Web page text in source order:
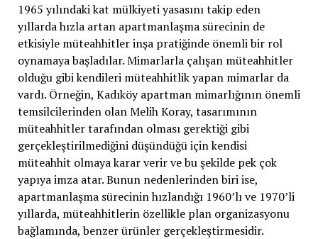
1965 yılındaki kat mülkiyeti yasasını takip eden
yıllarda hızla artan apartmanlaşma sürecinin de
etkisiyle müteahhitler inşa pratiğinde önemli bir rol
oynamaya başladılar. Mimarlarla çalışan müteahhitler
olduğu gibi kendileri müteahhitlik yapan mimarlar da
vardı. Örneğin, Kadıköy apartman mimarlığının önemli
temsilcilerinden olan Melih Koray, tasarımının
müteahhitler tarafından olması gerektiği gibi
gerçekleştirilmediğini düşündüğü için kendisi
müteahhit olmaya karar verir ve bu şekilde pek çok
yapıya imza atar. Bunun nedenlerinden biri ise,
apartmanlaşma sürecinin hızlandığı 1960’lı ve 1970’li
yıllarda, müteahhitlerin özellikle plan organizasyonu
bağlamında, benzer ürünler gerçekleştirmesidir.